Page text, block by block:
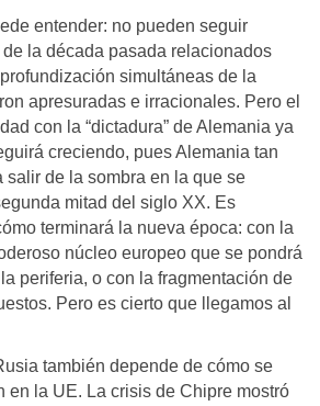
entender: no pueden seguir
la década pasada relacionados
simultáneas de la
apresuradas e irracionales. Pero el
con la “dictadura” de Alemania ya
creciendo, pues Alemania tan
salir de la sombra en la que se
mitad del siglo XX. Es
terminará la nueva época: con la
núcleo europeo que se pondrá
periferia, o con la fragmentación de
Pero es cierto que llegamos al
también depende de cómo se
en la UE. La crisis de Chipre mostró